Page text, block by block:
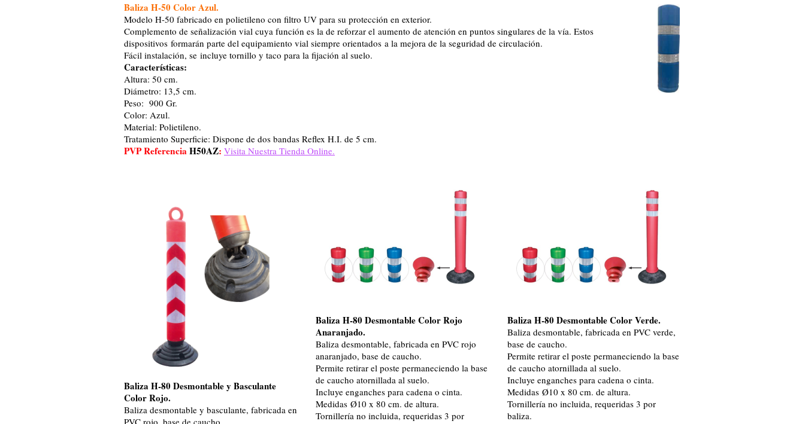
Baliza H-50 Color Azul.
Modelo H-50 fabricado en polietileno con filtro UV para su protección en exterior.
Complemento de señalización vial cuya función es la de reforzar el aumento de atención en puntos singulares de la vía. Estos
dispositivos formarán parte del equipamiento vial siempre orientados a la mejora de la seguridad de circulación.
Fácil instalación, se incluye tornillo y taco para la fijación al suelo.
Características:
Altura: 50 cm.
Diámetro: 13,5 cm.
Peso: 900 Gr.
Color: Azul.
Material: Polietileno.
Tratamiento Superficie: Dispone de dos bandas Reflex H.I. de 5 cm.
PVP ReferenciaH50AZ: Visita Nuestra Tienda Online.
Baliza H-80 Desmontable y Basculante
Color Rojo.
Baliza desmontable y basculante, fabricada en
Baliza H-80 Desmontable Color Rojo
Anaranjado.
Baliza desmontable, fabricada en PVC rojo
anaranjado, base de caucho.
Permite retirar el poste permaneciendo la base
de caucho atornillada al suelo.
Incluye enganches para cadena o cinta.
Medidas Ø10 x 80 cm. de altura.
Tornillería no incluida, requeridas 3 por
Baliza H-80 Desmontable Color Verde.
Baliza desmontable, fabricada en PVC verde,
base de caucho.
Permite retirar el poste permaneciendo la base
de caucho atornillada al suelo.
Incluye enganches para cadena o cinta.
Medidas Ø10 x 80 cm. de altura.
Tornillería no incluida, requeridas 3 por
baliza.